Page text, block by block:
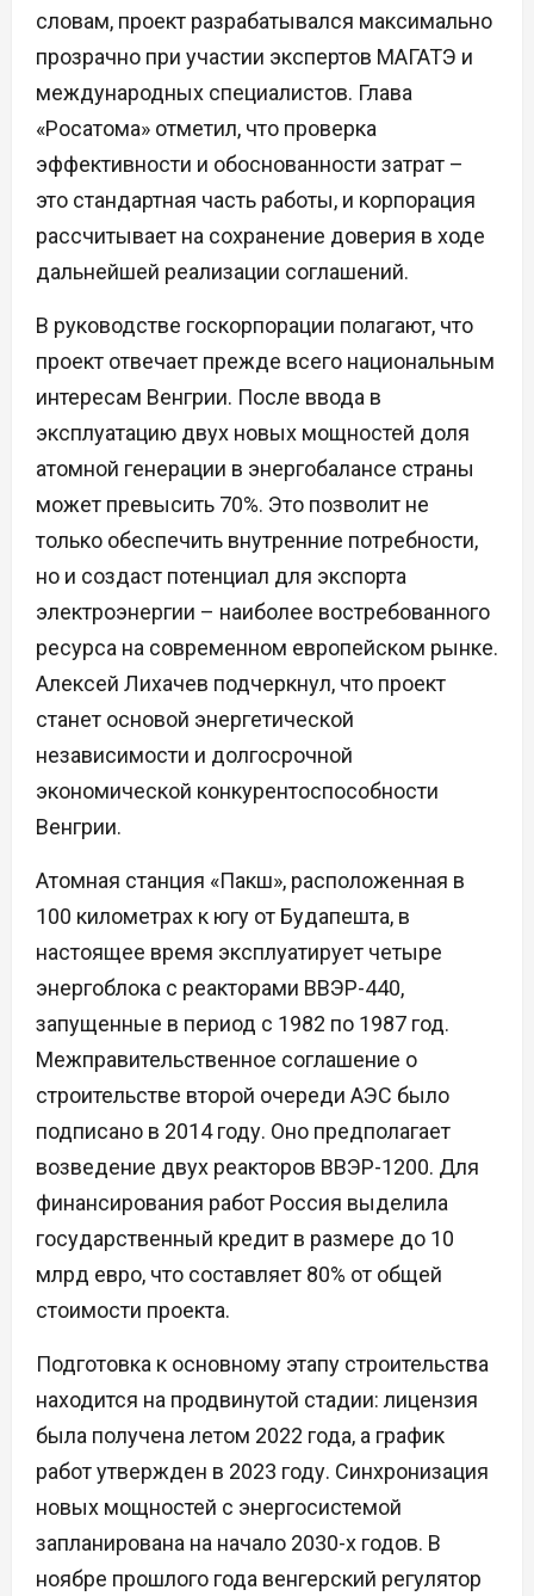
словам, проект разрабатывался максимально
прозрачно при участии экспертов МАГАТЭ и
международных специалистов. Глава
«Росатома» отметил, что проверка
эффективности и обоснованности затрат –
это стандартная часть работы, и корпорация
рассчитывает на сохранение доверия в ходе
дальнейшей реализации соглашений.
В руководстве госкорпорации полагают, что
проект отвечает прежде всего национальным
интересам Венгрии. После ввода в
эксплуатацию двух новых мощностей доля
атомной генерации в энергобалансе страны
может превысить 70%. Это позволит не
только обеспечить внутренние потребности,
но и создаст потенциал для экспорта
электроэнергии – наиболее востребованного
ресурса на современном европейском рынке.
Алексей Лихачев подчеркнул, что проект
станет основой энергетической
независимости и долгосрочной
экономической конкурентоспособности
Венгрии.
Атомная станция «Пакш», расположенная в
100 километрах к югу от Будапешта, в
настоящее время эксплуатирует четыре
энергоблока с реакторами ВВЭР-440,
запущенные в период с 1982 по 1987 год.
Межправительственное соглашение о
строительстве второй очереди АЭС было
подписано в 2014 году. Оно предполагает
возведение двух реакторов ВВЭР-1200. Для
финансирования работ Россия выделила
государственный кредит в размере до 10
млрд евро, что составляет 80% от общей
стоимости проекта.
Подготовка к основному этапу строительства
находится на продвинутой стадии: лицензия
была получена летом 2022 года, а график
работ утвержден в 2023 году. Синхронизация
новых мощностей с энергосистемой
запланирована на начало 2030-х годов. В
ноябре прошлого года венгерский регулятор